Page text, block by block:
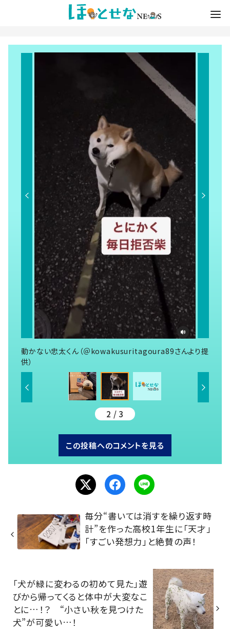
動かない忠太くん（＠kowakusuritagoura89さんより提
供）
2 / 3
この投稿へのコメントを見る
毎分“書いては消すを繰り返す時
計”を作った高校1年生に「天才」
「すごい発想力」と絶賛の声！
「犬が緑に変わるの初めて見た」遊
びから帰ってくると体中が大変なこ
とに…！？ “小さい秋を見つけた
犬”が可愛い…！